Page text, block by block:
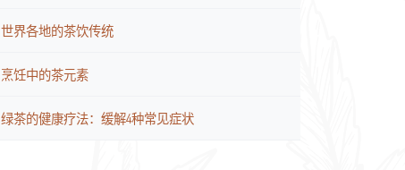
世界各地的茶饮传统
烹饪中的茶元素
绿茶的健康疗法：缓解4种常见症状